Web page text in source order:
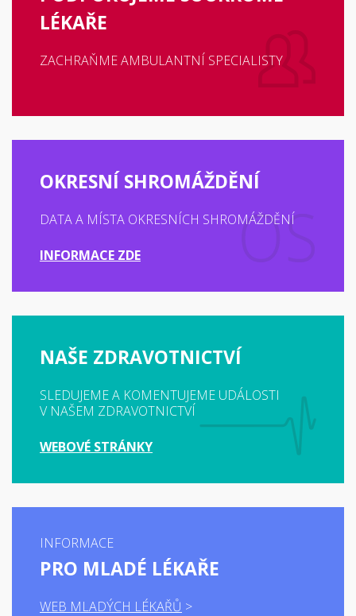
LÉKAŘE
ZACHRAŇME AMBULANTNÍ SPECIALISTY
OKRESNÍ SHROMÁŽDĚNÍ
DATA A MÍSTA OKRESNÍCH SHROMÁŽDĚNÍ
INFORMACE ZDE
NAŠE ZDRAVOTNICTVÍ
SLEDUJEME A KOMENTUJEME UDÁLOSTI
V NAŠEM ZDRAVOTNICTVÍ
WEBOVÉ STRÁNKY
INFORMACE
PRO MLADÉ LÉKAŘE
WEB MLADÝCH LÉKAŘŮ